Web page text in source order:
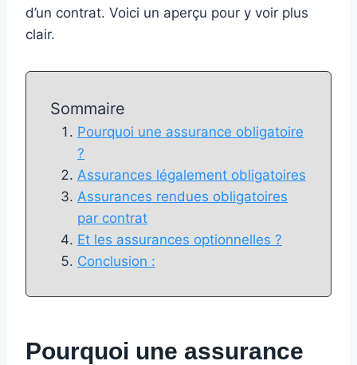
d’un contrat. Voici un aperçu pour y voir plus
clair.
Sommaire
Pourquoi une assurance obligatoire
?
Assurances légalement obligatoires
Assurances rendues obligatoires
par contrat
Et les assurances optionnelles ?
Conclusion :
Pourquoi une assurance